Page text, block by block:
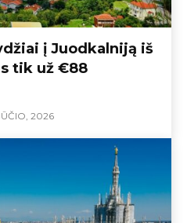
į Juodkalniją iš
tik už €88
2026